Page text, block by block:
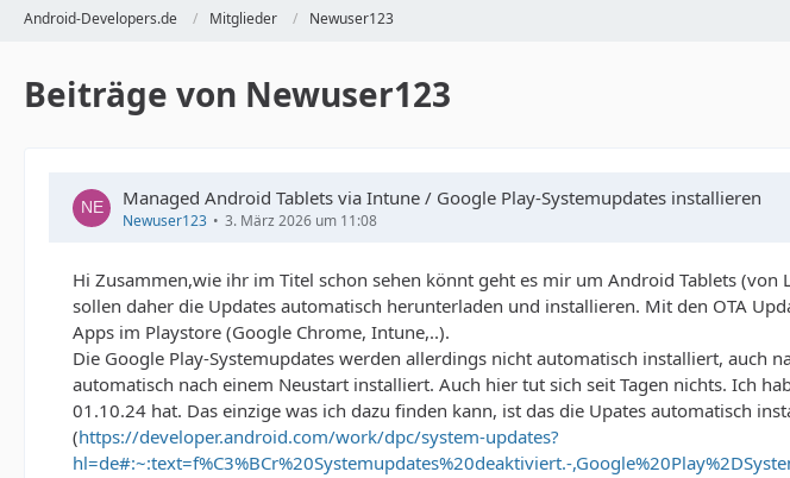
Android-Developers.de Mitglieder Newuser123
Beiträge von Newuser123
Managed Android Tablets via Intune / Google Play-Systemupdates installieren
Newuser123 3. März 2026 um 11:08
Hi Zusammen,wie ihr im Titel schon sehen könnt geht es mir um Android Tablets
sollen daher die Updates automatisch herunterladen und installieren. Mit den OTA
Apps im Playstore (Google Chrome, Intune,..).
Die Google Play-Systemupdates werden allerdings nicht automatisch installiert, auch
automatisch nach einem Neustart installiert. Auch hier tut sich seit Tagen nichts. Ich
01.10.24 hat. Das einzige was ich dazu finden kann, ist das die Upates automatisch
(https://developer.android.com/work/dpc/system-updates?
hl=de#:~:text=f%C3%BCr%20Systemupdates%20deaktiviert.-